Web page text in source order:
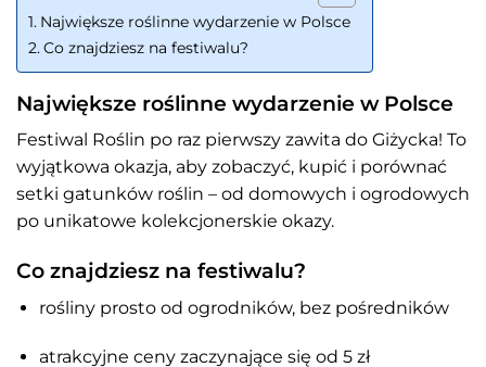
Największe roślinne wydarzenie w Polsce
Co znajdziesz na festiwalu?
Największe roślinne wydarzenie w Polsce
Festiwal Roślin po raz pierwszy zawita do Giżycka! To
wyjątkowa okazja, aby zobaczyć, kupić i porównać
setki gatunków roślin – od domowych i ogrodowych
po unikatowe kolekcjonerskie okazy.
Co znajdziesz na festiwalu?
rośliny prosto od ogrodników, bez pośredników
atrakcyjne ceny zaczynające się od 5 zł